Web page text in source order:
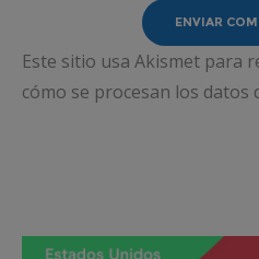
Este sitio usa Akismet para
cómo se procesan los datos